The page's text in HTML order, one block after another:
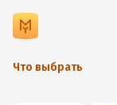
Что выбрать